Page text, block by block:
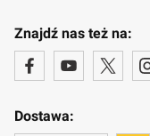
Znajdź nas też na:
Dostawa: